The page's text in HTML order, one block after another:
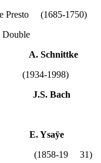
Presto (1685-1750)
Schnittke
(1934-1998)
J.S. Bach
E. Ysaÿe
(1858-19 31)